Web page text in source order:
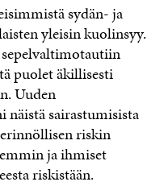
sydän- ja
yleisin kuolinsyy.
sepelvaltimotautiin
puolet äkillisesti
Uuden
sairastumisista
riskin
ja ihmiset
riskistään.